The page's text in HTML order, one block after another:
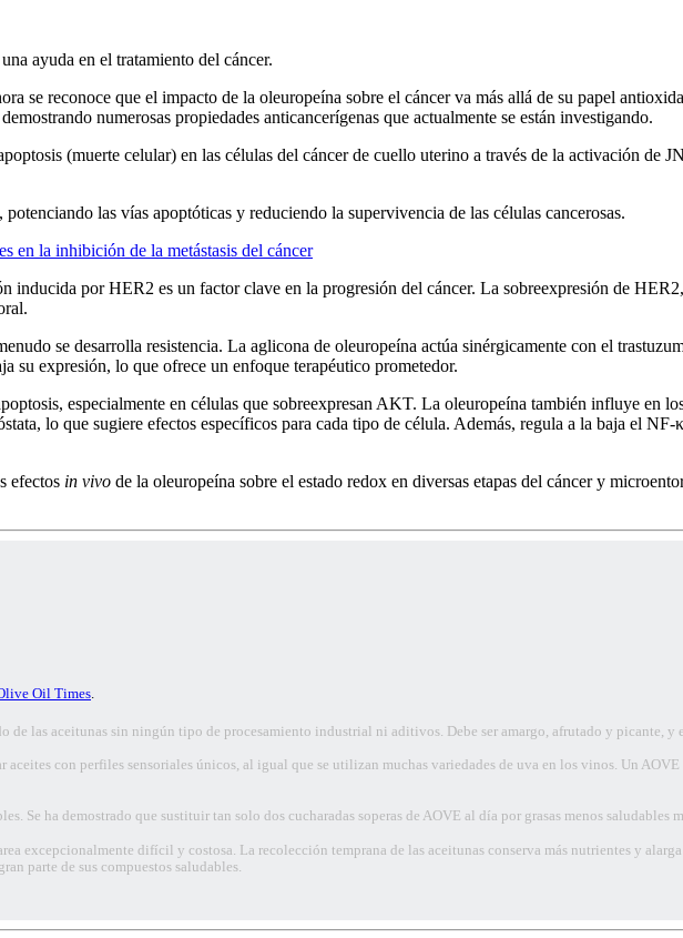
ayuda en el tratamiento del cáncer.
se reconoce que el impacto de la oleuropeína sobre el cáncer va más allá de su papel
numerosas propiedades anticancerígenas que actualmente se están investigando.
(muerte celular) en las células del cáncer de cuello uterino a través de la activación de
las vías apoptóticas y reduciendo la supervivencia de las células cancerosas.
en la inhibición de la metástasis del cáncer
inducida por HER2 es un factor clave en la progresión del cáncer. La sobreexpresión de
se desarrolla resistencia. La aglicona de oleuropeína actúa sinérgicamente con el
expresión, lo que ofrece un enfoque terapéutico prometedor.
especialmente en células que sobreexpresan AKT. La oleuropeína también influye en
lo que sugiere efectos específicos para cada tipo de célula. Además, regula a la baja el
efectos in vivo de la oleuropeína sobre el estado redox en diversas etapas del cáncer y
Oil Times
las aceitunas sin ningún tipo de procesamiento industrial ni aditivos. Debe ser amargo, afrutado y picante, y
aceites con perfiles sensoriales únicos, al igual que se utilizan muchas variedades de uva en los vinos. Un AOVE
Se ha demostrado que sustituir tan solo dos cucharadas soperas de AOVE al día por grasas menos saludables
excepcionalmente difícil y costosa. La recolección temprana de las aceitunas conserva más nutrientes y
parte de sus compuestos saludables.